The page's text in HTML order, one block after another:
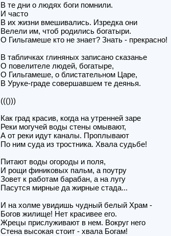
В те дни о людях боги помнили.
И часто
В их жизни вмешивались. Изредка они
Велели им, чтоб родились богатыри.
О Гильгамеше кто не знает? Знать - прекрасно!
В табличках глиняных записано сказанье
О повелителе людей, богатыре,
О Гильгамеше, о блистательном Царе,
В Уруке-граде совершавшем те деянья.
((()))
Как град красив, когда на утренней заре
Реки могучей воды стены омывают,
А от реки идут каналы. Проплывают
По ним суда из тростника. Хвала судьбе!
Питают воды огороды и поля,
И рощи финиковых пальм, а поутру
Зовет к работам барабан, а на лугу
Пасутся мирные да жирные стада...
И на холме увидишь чудный белый Храм -
Богов жилище! Нет красивее его.
Жрецы прислуживают в нем. Вокруг него
Стена высокая стоит - хвала Богам!